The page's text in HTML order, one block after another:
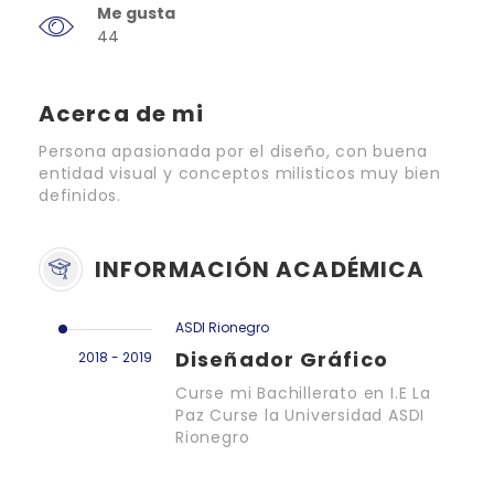
Me gusta
44
Acerca de mi
Persona apasionada por el diseño, con buena
entidad visual y conceptos milisticos muy bien
definidos.
INFORMACIÓN ACADÉMICA
2018 - 2019
ASDI Rionegro
Diseñador Gráfico
Curse mi Bachillerato en I.E La
Paz Curse la Universidad ASDI
Rionegro